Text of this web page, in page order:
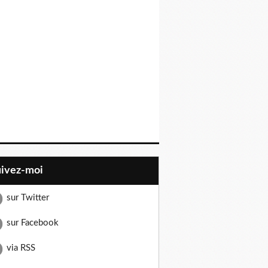
moi
sur Twitter
sur Facebook
via RSS